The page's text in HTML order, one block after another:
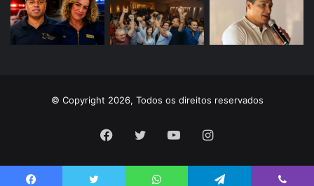
© Copyright 2026, Todos os direitos reservados
Facebook
Twitter YouTubeInstagram